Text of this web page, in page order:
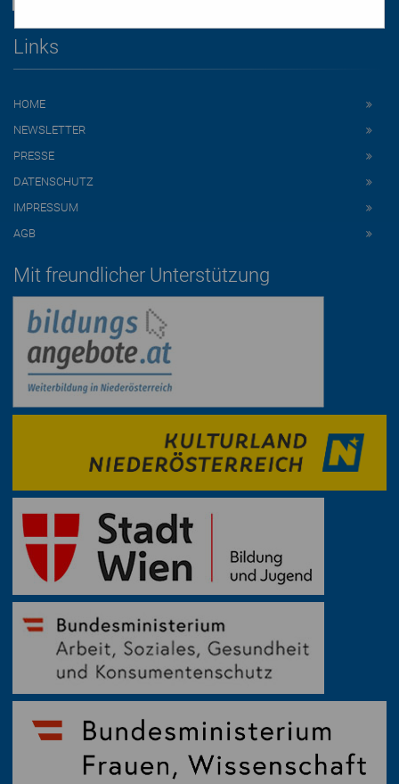
Links
HOME
NEWSLETTER
PRESSE
DATENSCHUTZ
IMPRESSUM
AGB
Mit freundlicher Unterstützung